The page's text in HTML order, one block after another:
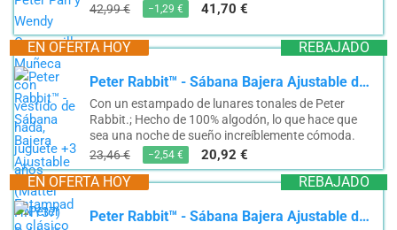
42,99 € −1,29 € 41,70 €
REBAJADO
EN OFERTA HOY
Peter Rabbit™ - Sábana Bajera Ajustable de algodón Estampado clásico
Con un estampado de lunares tonales de Peter
Rabbit.; Hecho de 100% algodón, lo que hace que
sea una noche de sueño increíblemente cómoda.
23,46 €
−2,54 € 20,92 €
REBAJADO
EN OFERTA HOY
Peter Rabbit™ - Sábana Bajera Ajustable de algodón Estampado clásico